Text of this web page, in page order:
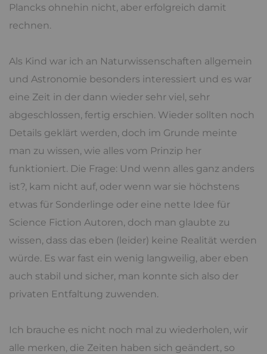
Plancks ohnehin nicht, aber erfolgreich damit
rechnen.
Als Kind war ich an Naturwissenschaften allgemein
und Astronomie besonders interessiert und es war
eine Zeit in der dann wieder sehr viel, sehr
abgeschlossen, fertig erschien. Wieder sollten noch
Details geklärt werden, doch im Grunde meinte
man zu wissen, wie alles vom Prinzip her
funktioniert. Die Frage: Und wenn alles ganz anders
ist?, kam nicht auf, oder wenn war sie höchstens
etwas für Sonderlinge oder eine nette Idee für
Science Fiction Autoren, doch man glaubte zu
wissen, dass das eben (leider) keine Realität werden
würde. Es war fast ein wenig langweilig, aber eben
auch stabil und sicher, man konnte sich also der
privaten Entfaltung zuwenden.
Ich brauche es nicht noch mal zu wiederholen, wir
alle merken, die Zeiten haben sich geändert, so